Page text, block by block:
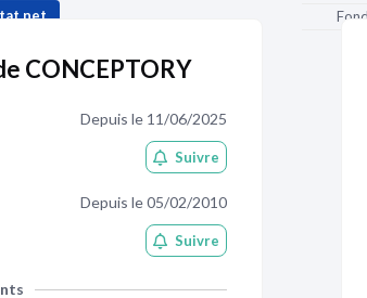
net
CONCEPTORY
Depuis le 11/06/2025
Suivre
Depuis le 05/02/2010
Suivre